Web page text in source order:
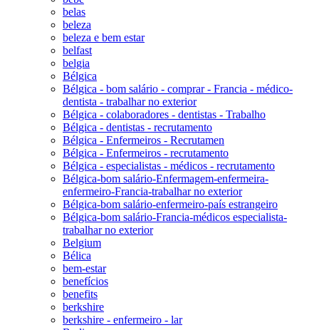
belas
beleza
beleza e bem estar
belfast
belgia
Bélgica
Bélgica - bom salário - comprar - Francia - médico-
dentista - trabalhar no exterior
Bélgica - colaboradores - dentistas - Trabalho
Bélgica - dentistas - recrutamento
Bélgica - Enfermeiros - Recrutamen
Bélgica - Enfermeiros - recrutamento
Bélgica - especialistas - médicos - recrutamento
Bélgica-bom salário-Enfermagem-enfermeira-
enfermeiro-Francia-trabalhar no exterior
Bélgica-bom salário-enfermeiro-país estrangeiro
Bélgica-bom salário-Francia-médicos especialista-
trabalhar no exterior
Belgium
Bélica
bem-estar
benefícios
benefits
berkshire
berkshire - enfermeiro - lar